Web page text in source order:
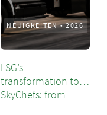
NEUIGKEITEN•2026
LSG’s
transformation to
SkyChefs: from